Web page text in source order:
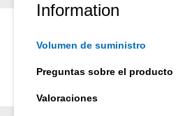
Information
Volumen de suministro
Preguntas sobre el producto
Valoraciones